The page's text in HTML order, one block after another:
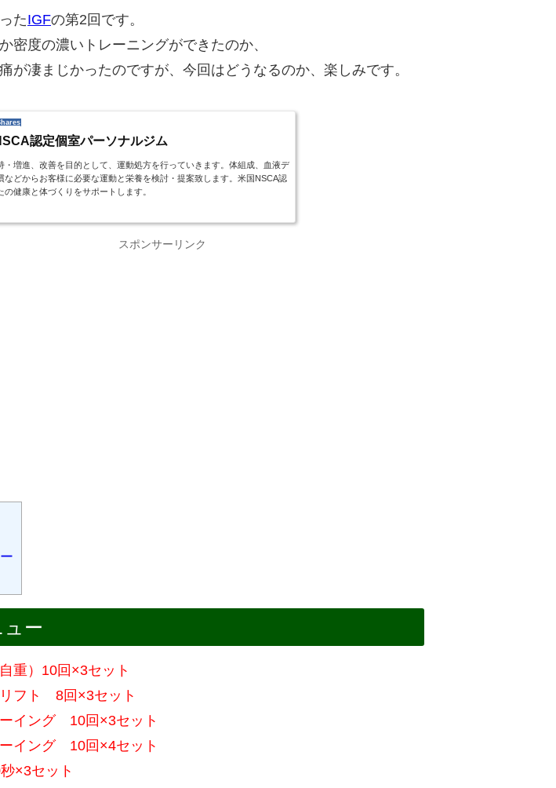
たIGFの第2回です。
密度の濃いトレーニングができたのか、
が凄まじかったのですが、今回はどうなるのか、楽しみです。
認定個室パーソナルジム
・増進、改善を目的として、運動処方を行っていきます。体組成、血液デ
などからお客様に必要な運動と栄養を検討・提案致します。米国NSCA認
健康と体づくりをサポートします。
スポンサーリンク
ー
重）10回×3セット
リフト 8回×3セット
ーイング 10回×3セット
ーイング 10回×4セット
×3セット